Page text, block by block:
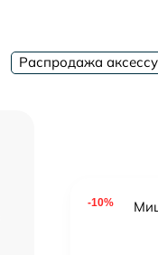
Распродажа
-10%